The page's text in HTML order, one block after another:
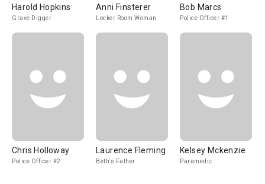
Harold Hopkins
Grave Digger
Anni Finsterer
Locker Room Woman
Bob Marcs
Police Officer #1
Chris Holloway
Police Officer #2
Laurence Fleming
Beth's Father
Kelsey Mckenzie
Paramedic